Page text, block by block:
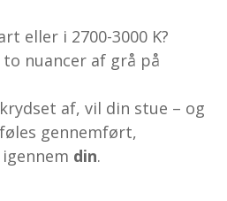
eller i 2700-3000 K?
nuancer af grå på
af, vil din stue – og
gennemført,
din.